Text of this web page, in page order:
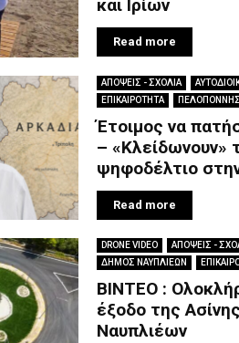
και Ιρίων
Read more
ΑΠΟΨΕΙΣ - ΣΧΟΛΙΑ
ΕΠΙΚΑΙΡΟΤΗΤΑ
Έτοιμος να
– «Κλείδωνουν»
ψηφοδέλτιο
Read more
DRONE VIDEO ΑΠΟΨΕΙΣ -
ΔΗΜΟΣ ΝΑΥΠΛΙΕΩΝ
ΒΙΝΤΕΟ :
έξοδο της
Ναυπλιέων